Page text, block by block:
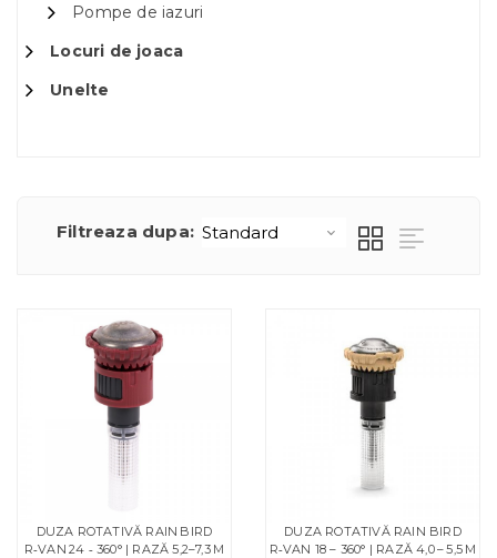
Pompe de iazuri
Locuri de joaca
Unelte
Filtreaza dupa:
DUZA ROTATIVĂ RAIN BIRD
R‑VAN 24 ‑ 360° | RAZĂ 5,2–7,3 M
DUZA ROTATIVĂ RAIN BIRD
R‑VAN 18 – 360° | RAZĂ 4,0 – 5,5 M